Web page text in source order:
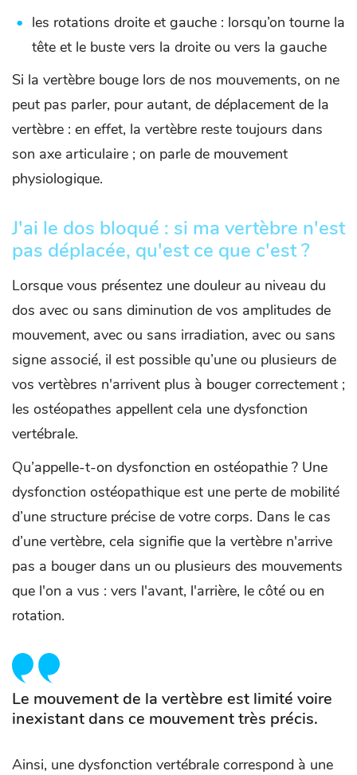
les rotations droite et gauche : lorsqu’on tourne la
tête et le buste vers la droite ou vers la gauche
Si la vertèbre bouge lors de nos mouvements, on ne
peut pas parler, pour autant, de déplacement de la
vertèbre : en effet, la vertèbre reste toujours dans
son axe articulaire ; on parle de mouvement
physiologique.
J'ai le dos bloqué : si ma vertèbre n'est
pas déplacée, qu'est ce que c'est ?
Lorsque vous présentez une douleur au niveau du
dos avec ou sans diminution de vos amplitudes de
mouvement, avec ou sans irradiation, avec ou sans
signe associé, il est possible qu’une ou plusieurs de
vos vertèbres n'arrivent plus à bouger correctement ;
les ostéopathes appellent cela une dysfonction
vertébrale.
Qu’appelle-t-on dysfonction en ostéopathie ? Une
dysfonction ostéopathique est une perte de mobilité
d’une structure précise de votre corps. Dans le cas
d’une vertèbre, cela signifie que la vertèbre n'arrive
pas a bouger dans un ou plusieurs des mouvements
que l'on a vus : vers l'avant, l'arrière, le côté ou en
rotation.
Le mouvement de la vertèbre est limité voire
inexistant dans ce mouvement très précis.
Ainsi, une dysfonction vertébrale correspond à une